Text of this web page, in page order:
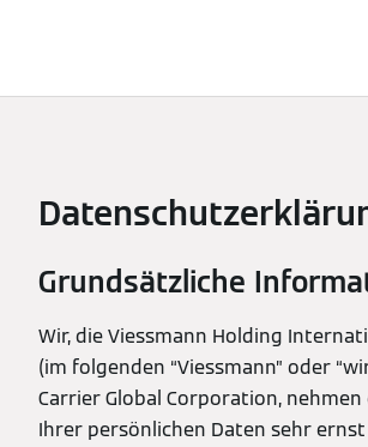
Grundsätzliche
Wir, die Viessmann Holding
(im folgenden “Viessmann” oder
Carrier Global Corporation, nehmen
Ihrer persönlichen Daten sehr